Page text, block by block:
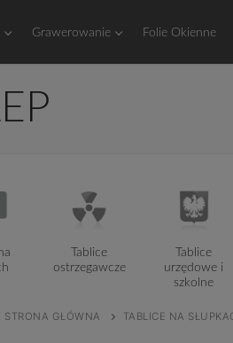
Grawerowanie Folie Okienne
Tablice
ostrzegawcze
Tablice
urzędowe i
szkolne
STRONA GŁÓWNA TABLICE NA